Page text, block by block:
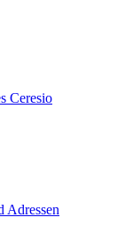
Ceresio
Adressen